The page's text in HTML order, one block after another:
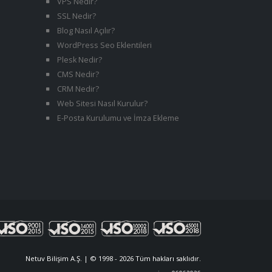
SSL Nedir?
Blog Nasıl Açılır?
WordPress Seo Eklentileri
Plesk Nedir?
CMS Nedir?
CRM Nedir?
Web Sitesi Nasıl Kurulur?
E-Posta Kurulumu ve İmza Ekleme
Netuv Bilişim A.Ş. | © 1998 - 2026 Tüm hakları saklıdır.